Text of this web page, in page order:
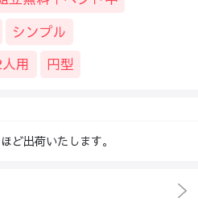
シンプル
用 円型
ど出荷いたします。